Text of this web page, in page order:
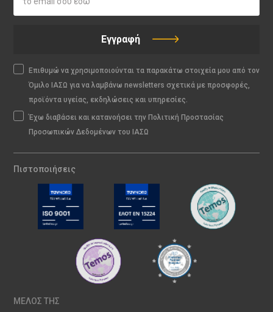
Εγγραφή
Επιθυμώ να χρησιμοποιούνται τα παρακάτω στοιχεία μου από τον
Όμιλο ΙΑΣΩ για να λαμβάνω newsletters σχετικά με προσφορές,
προϊόντα υγείας, εκδηλώσεις και υπηρεσίες.
Έχω διαβάσει και κατανοήσει την Πολιτική Προστασίας
Προσωπικών Δεδομένων του ΙΑΣΩ
Πιστοποιήσεις
ΜΕΛΟΣ ΤΗΣ